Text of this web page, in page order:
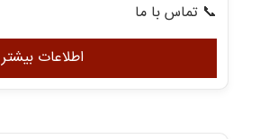
📞 تماس با ما
اطلاعات بیشتر